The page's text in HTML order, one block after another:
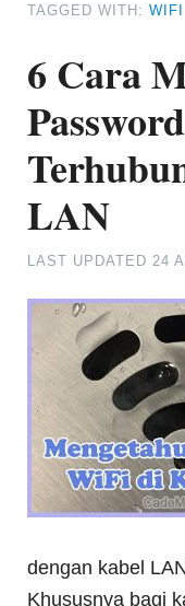
TAGGED WITH:WIFI
6 Cara
LAN
LAST UPDATED24
dengan kabel
Khususnya bagi